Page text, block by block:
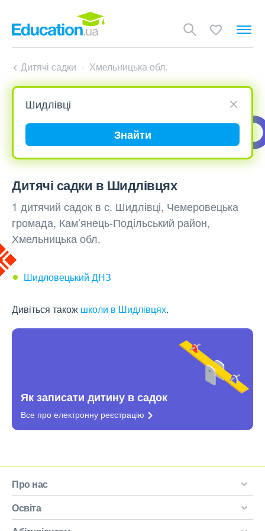
Дитячі садки Хмельницька обл.
Знайти
Дитячі садки в Шидлівцях
1 дитячий садок в с. Шидлівці, Чемеровецька
громада, Кам’янець-Подільський район,
Хмельницька обл.
Шидловецький ДНЗ
Дивіться також школи в Шидлівцях.
Як записати дитину в садок
Все про електронну реєстрацію
Про нас
Освіта